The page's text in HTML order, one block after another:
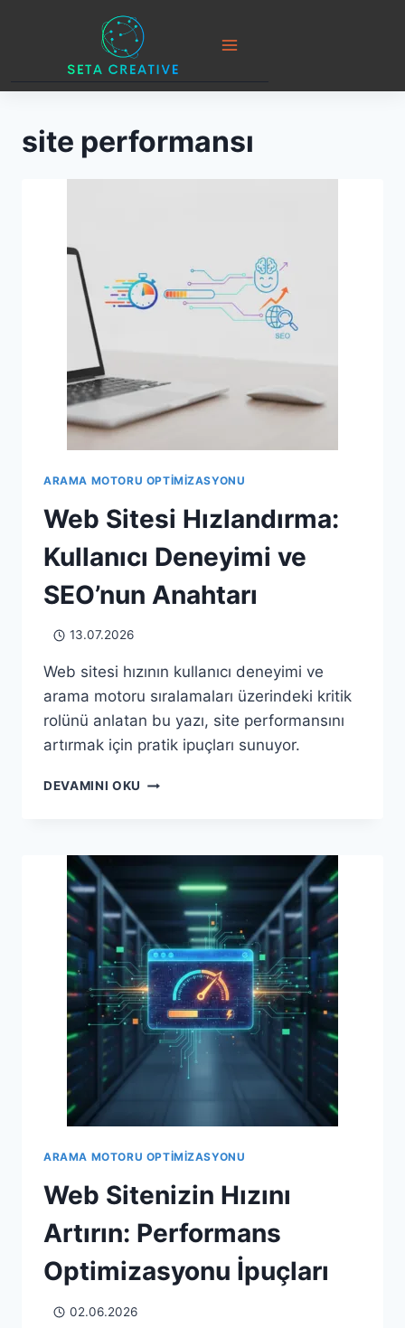
site performansı
ARAMA MOTORU OPTIMIZASYONU
Web Sitesi Hızlandırma:
Kullanıcı Deneyimi ve
SEO’nun Anahtarı
13.07.2026
Web sitesi hızının kullanıcı deneyimi ve
arama motoru sıralamaları üzerindeki kritik
rolünü anlatan bu yazı, site performansını
artırmak için pratik ipuçları sunuyor.
DEVAMINI OKU WEB
DENEYIMI
SEO’NUN
ANAHTARI
ARAMA MOTORU OPTIMIZASYONU
Web Sitenizin Hızını
Artırın: Performans
Optimizasyonu İpuçları
02.06.2026